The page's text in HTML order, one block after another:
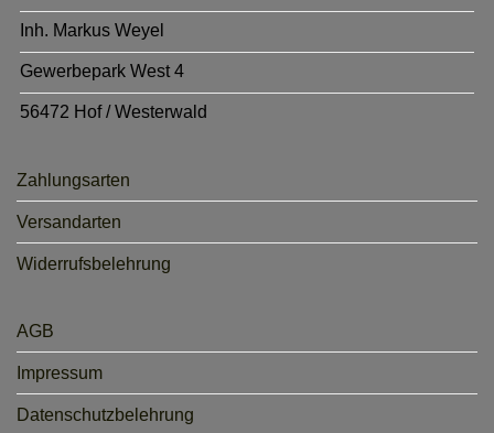
Inh. Markus Weyel
Gewerbepark West 4
56472 Hof / Westerwald
Zahlungsarten
Versandarten
Widerrufsbelehrung
AGB
Impressum
Datenschutzbelehrung